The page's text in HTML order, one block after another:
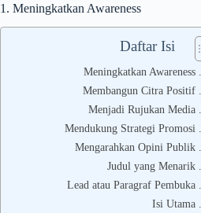
1. Meningkatkan Awareness
Daftar Isi